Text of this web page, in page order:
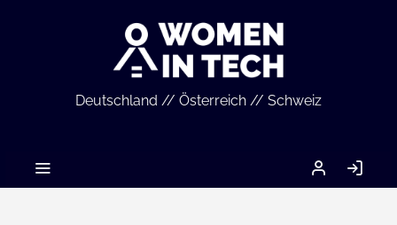
Deutschland // Österreich // Schweiz
MEIN
ACCOUNT